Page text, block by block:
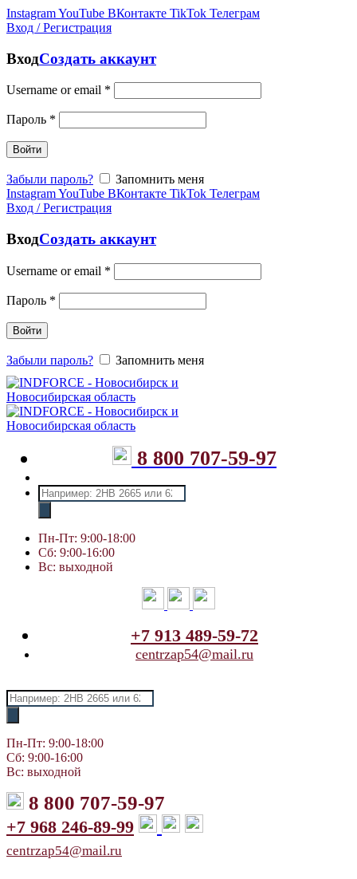
InstagramYouTube ВКонтакте TikTok Телеграм
Вход / Регистрация
ВходСоздать аккаунт
Username or email *
Пароль *
Войти
Забыли пароль?
Запомнить меня
InstagramYouTube ВКонтакте TikTok Телеграм
Вход / Регистрация
ВходСоздать аккаунт
Username or email *
Пароль *
Войти
Забыли пароль? Запомнить меня
8 800 707-59-97
Поиск
товаров
Пн-Пт: 9:00-18:00
Сб: 9:00-16:00
Вс: выходной
+7 913 489-59-72
centrzap54@mail.ru
Поиск
товаров
Пн-Пт: 9:00-18:00
Сб: 9:00-16:00
Вс: выходной
8 800 707-59-97
+7 968 246-89-99
centrzap54@mail.ru